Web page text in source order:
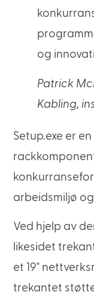
og
Patrick
Kabling,
Setup.exe er
arbeidsmiljø
Ved hjelp av
likesidet
et 19"
trekantet